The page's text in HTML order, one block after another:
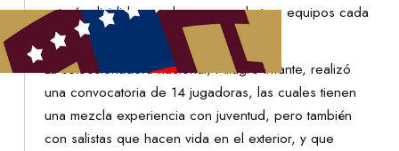
estarán divididas en dos grupos de tres equipos cada
uno.
La seleccionadora nacional, Milagro Infante, realizó
una convocatoria de 14 jugadoras, las cuales tienen
una mezcla experiencia con juventud, pero también
con salistas que hacen vida en el exterior, y que